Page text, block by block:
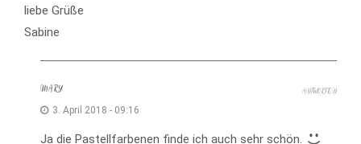
liebe Grüße
Sabine
MARY
3. April 2018 - 09:16
Ja die Pastellfarbenen finde ich auch sehr schön.
ANTWORTEN